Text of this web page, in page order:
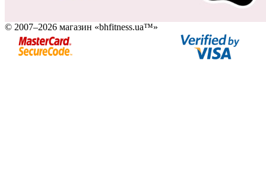
© 2007–2026 магазин «bhfitness.ua™»